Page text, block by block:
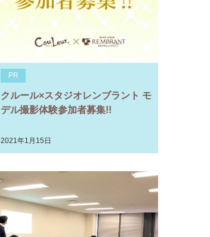
PR
クルール×スタジオレンブラント モ
デル撮影体験参加者募集!!
2021年1月15日